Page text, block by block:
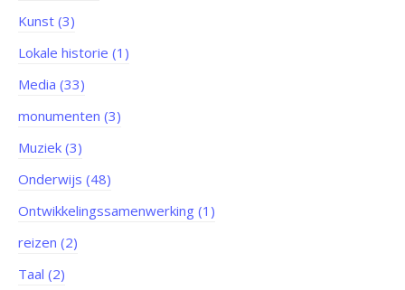
Kunst (3)
Lokale historie (1)
Media (33)
monumenten (3)
Muziek (3)
Onderwijs (48)
Ontwikkelingssamenwerking (1)
reizen (2)
Taal (2)